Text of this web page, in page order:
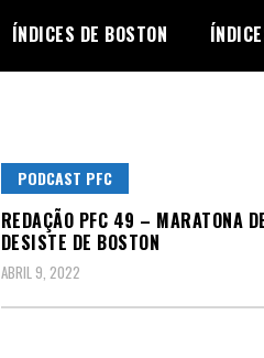
ÍNDICES DE BOSTON
PODCAST PFC
REDAÇÃO PFC 49 – MARATONA
DESISTE DE BOSTON
ABRIL 9, 2022